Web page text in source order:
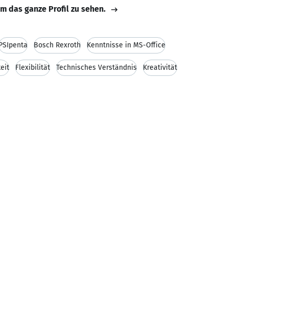
das ganze Profil zu sehen.
Bosch Rexroth Kenntnisse in MS-Office
Flexibilität Technisches Verständnis Kreativität